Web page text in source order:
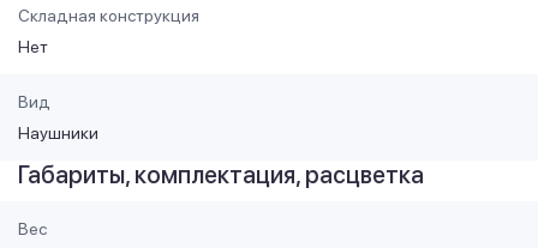
Складная конструкция
Нет
Вид
Наушники
Габариты, комплектация, расцветка
Вес